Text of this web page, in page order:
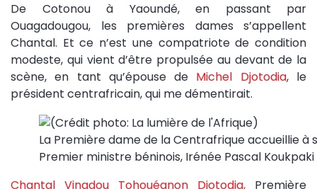
De Cotonou à Yaoundé, en passant par
Ouagadougou, les premières dames s’appellent
Chantal. Et ce n’est une compatriote de condition
modeste, qui vient d’être propulsée au devant de la
scène, en tant qu’épouse de Michel Djotodia, le
président centrafricain, qui me démentirait.
La Première dame de la Centrafrique accueillie à
Premier ministre béninois, Irénée Pascal Koukpaki
Chantal Vinadou Tohouégnon Djotodia, Première